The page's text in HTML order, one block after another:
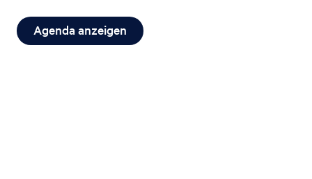
Agenda anzeigen